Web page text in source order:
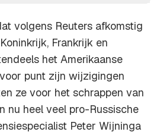
volgens Reuters afkomstig
Frankrijk en
het Amerikaanse
punt zijn wijzigingen
ze voor het schrappen van
nu heel veel pro-Russische
Peter Wijninga